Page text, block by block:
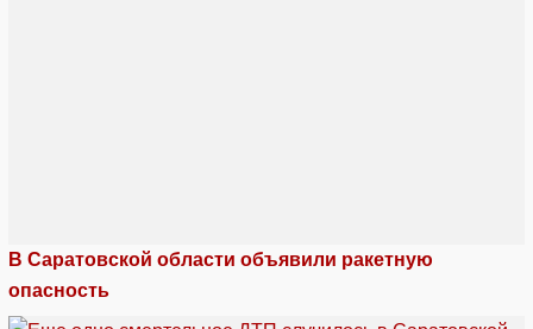
В Саратовской области объявили ракетную
опасность